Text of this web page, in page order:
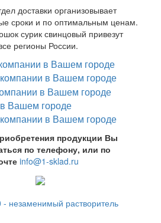
доставки организовывает
сроки и по оптимальным ценам.
сурик свинцовый привезут
регионы России.
продукции Вы
по телефону, или по
info@1-sklad.ru
незаменимый растворитель